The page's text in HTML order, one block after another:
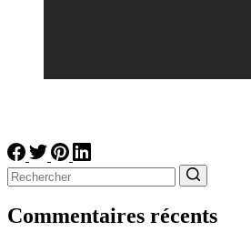
résultat
Commentaires récents